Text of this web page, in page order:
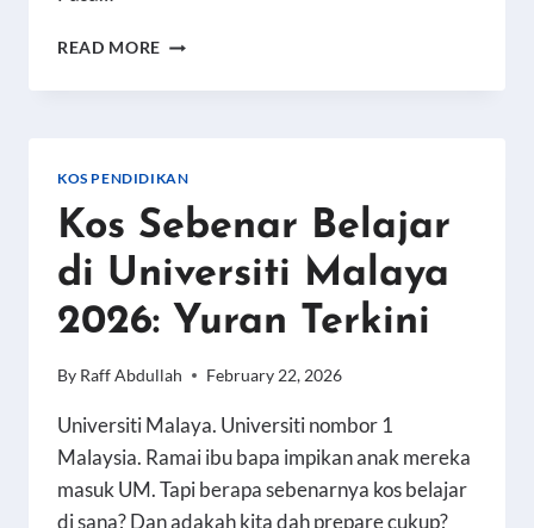
READ MORE KOS
JADI
MBBS
HINGGA
PAKAR
KOS PENDIDIKAN
Kos Sebenar Belajar
di Universiti Malaya
2026: Yuran Terkini
By Raff Abdullah February 22, 2026
Universiti Malaya. Universiti nombor 1
Malaysia. Ramai ibu bapa impikan anak mereka
masuk UM. Tapi berapa sebenarnya kos belajar
di sana? Dan adakah kita dah prepare cukup?